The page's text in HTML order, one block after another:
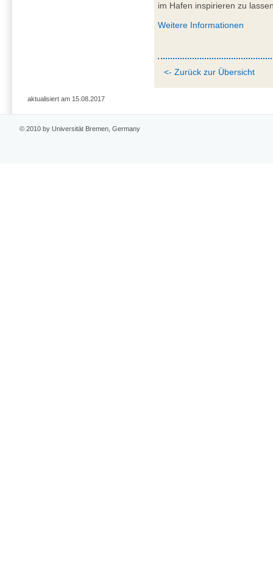
im Hafen inspirieren zu
Weitere Informationen
<- Zurück zur Übersicht
aktualisiert am 15.08.2017
© 2010 by Universität Bremen, Germany